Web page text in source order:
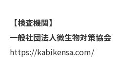
【検査機関】
一般社団法人微生物対策協会
https://kabikensa.com/